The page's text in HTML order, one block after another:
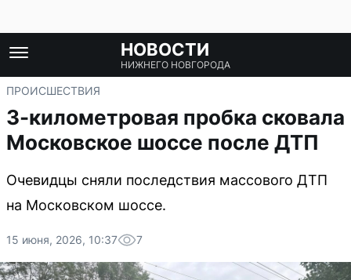
НОВОСТИ
НИЖНЕГО НОВГОРОДА
ПРОИСШЕСТВИЯ
3-километровая пробка сковала
Московское шоссе после ДТП
Очевидцы сняли последствия массового ДТП
на Московском шоссе.
15 июня, 2026, 10:37 7